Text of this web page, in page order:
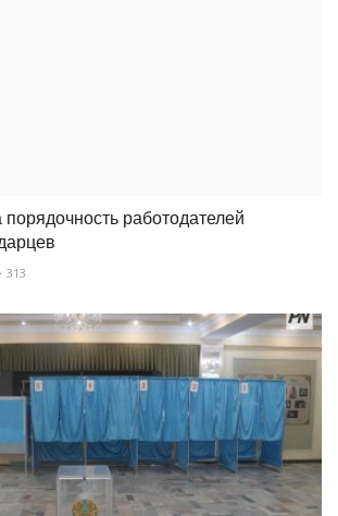
работодателей
313